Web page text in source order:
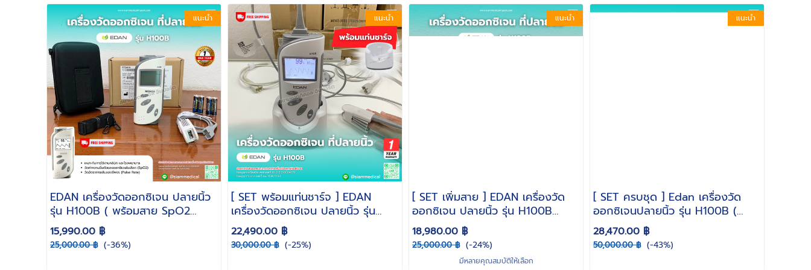
แนะนำ
EDAN เครื่องวัดออกซิเจน ปลายนิ้ว
รุ่น H100B ( พร้อมสาย SpO2
ผู้ใหญ่ Pulse Oximeter พกพา )
15,990.00 ฿
25,000.00 ฿ (-36%)
แนะนำ
[ SET พร้อมแท่นชาร์จ ] EDAN
เครื่องวัดออกซิเจน ปลายนิ้ว รุ่น
H100B พร้อมสาย SpO2 ผู้ใหญ่ +
แท่นชาร์จ ( พร้อมแบตเตอรี่ ) Pulse
Oximeter พกพา [ ส่งฟรี ]
22,490.00 ฿
30,000.00 ฿ (-25%)
แนะนำ
[ SET เพิ่มสาย ] EDAN เครื่องวัด
ออกซิเจน ปลายนิ้ว รุ่น H100B
พร้อมสาย SpO2 ผู้ใหญ่ เพิ่มสาย
ทารก / เด็กโต ( Pulse Oximeter
พกพา )
18,980.00 ฿
25,000.00 ฿ (-24%)
มีหลายคุณสมบัติให้เลือก
แนะนำ
[ SET ครบชุด ] Edan เครื่องวัด
ออกซิเจนปลายนิ้ว รุ่น H100B (
Pulse Oximeter ) พร้อม สาย
SpO2 ผู้ใหญ่ + เด็กโต + ทารก +
แท่นชาร์จ พร้อมแบตเตอรี่
28,470.00 ฿
50,000.00 ฿ (-43%)